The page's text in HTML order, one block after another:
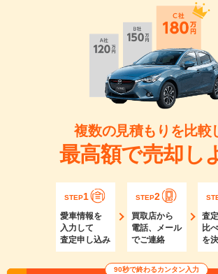
複数の見積もりを比較
最高額で売却し
STEP1
愛車情報を
入力して
査定申し込み
STEP2
買取店から
電話、メール
でご連絡
査
比
を
90秒で終わるカンタン入力